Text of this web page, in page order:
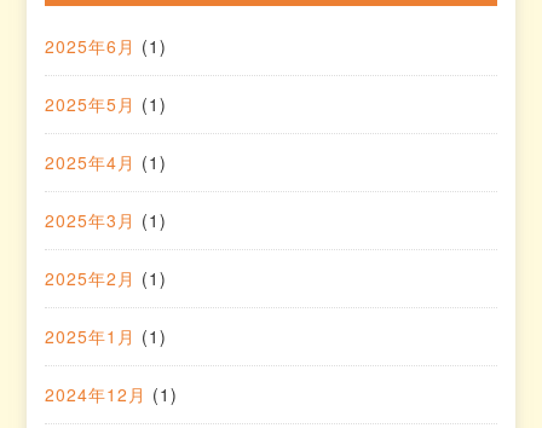
2025年6月 (1)
2025年5月 (1)
2025年4月 (1)
2025年3月 (1)
2025年2月 (1)
2025年1月 (1)
2024年12月 (1)